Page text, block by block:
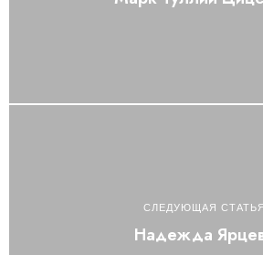
СЛЕДУЮЩАЯ СТАТЬЯ
Надежда